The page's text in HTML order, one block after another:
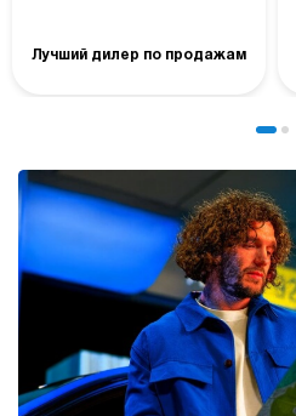
Лучший дилер по продажам